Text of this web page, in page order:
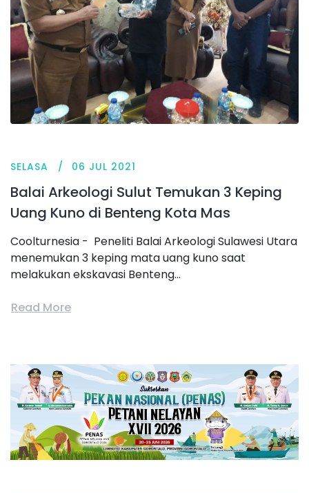
SELASA 06 JUL 2021
Balai Arkeologi Sulut Temukan 3 Keping
Uang Kuno di Benteng Kota Mas
Coolturnesia - Peneliti Balai Arkeologi Sulawesi Utara
menemukan 3 keping mata uang kuno saat
melakukan ekskavasi Benteng...
Read More